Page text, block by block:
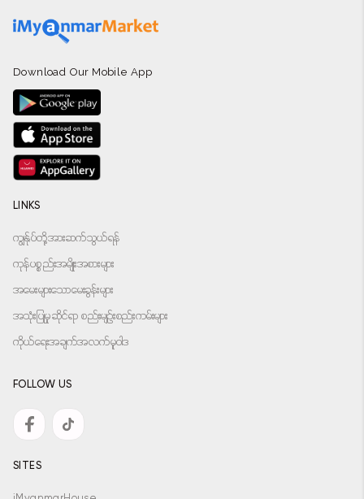
Download Our Mobile App
LINKS
ကျွန်ုပ်တို့အားဆက်သွယ်ရန်
ကုန်ပစ္စည်းအမျိုးအစားများ
အမေးများသောမေးခွန်းများ
အသုံးပြုမှုဆိုင်ရာ စည်းမျဉ်းစည်းကမ်းများ
ကိုယ်ရေးအချက်အလက်မူဝါဒ
FOLLOW US
SITES